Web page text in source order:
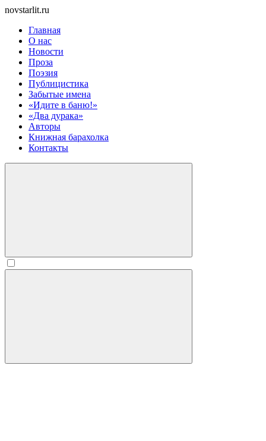
novstarlit.ru
Главная
О нас
Новости
Проза
Поэзия
Публицистика
Забытые имена
«Идите в баню!»
«Два дурака»
Авторы
Книжная барахолка
Контакты